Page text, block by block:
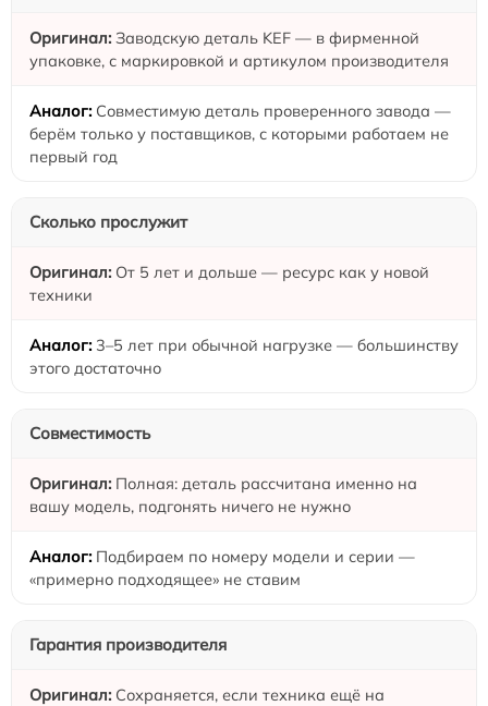
Заводскую деталь KEF — в фирменной
упаковке, с маркировкой и артикулом производителя
Совместимую деталь проверенного завода —
берём только у поставщиков, с которыми работаем не
первый год
Сколько прослужит
От 5 лет и дольше — ресурс как у новой
техники
3–5 лет при обычной нагрузке — большинству
этого достаточно
Совместимость
Полная: деталь рассчитана именно на
вашу модель, подгонять ничего не нужно
Подбираем по номеру модели и серии —
«примерно подходящее» не ставим
Гарантия производителя
Сохраняется, если техника ещё на